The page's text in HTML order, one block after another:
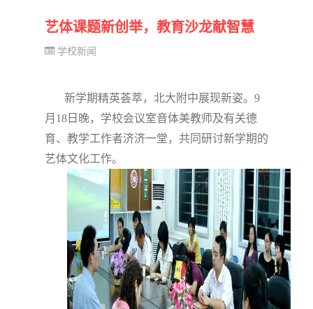
艺体课题新创举，教育沙龙献智慧
学校新闻
新学期精英荟萃，北大附中展现新姿。 9
月 18 日晚，学校会议室音体美教师及有关德
育、教学工作者济济一堂，共同研讨新学期的
艺体文化工作。